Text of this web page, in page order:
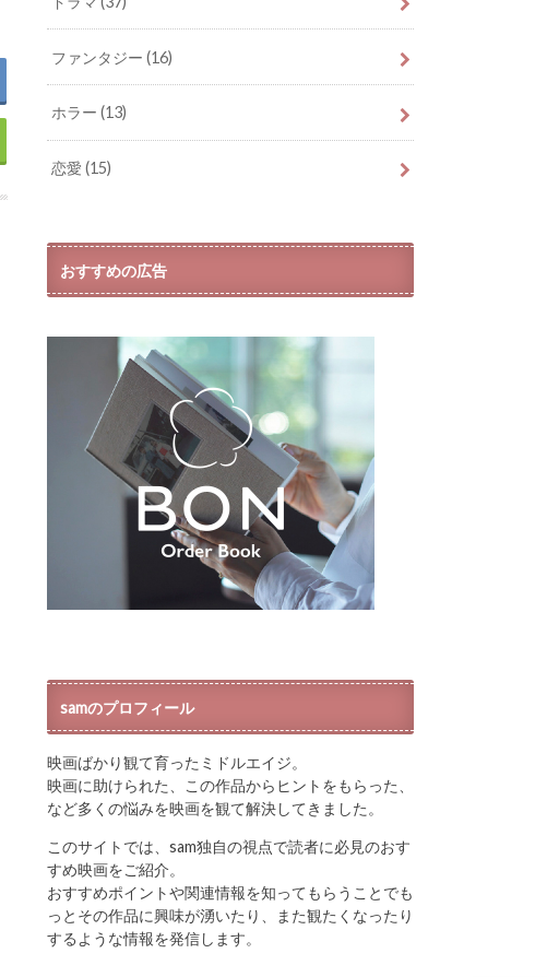
ファンタジー(16)
ホラー(13)
恋愛(15)
おすすめの広告
samのプロフィール
映画ばかり観て育ったミドルエイジ。
映画に助けられた、この作品からヒントをもらった、
など多くの悩みを映画を観て解決してきました。
このサイトでは、sam独自の視点で読者に必見のおす
すめ映画をご紹介。
おすすめポイントや関連情報を知ってもらうことでも
っとその作品に興味が湧いたり、また観たくなったり
するような情報を発信します。